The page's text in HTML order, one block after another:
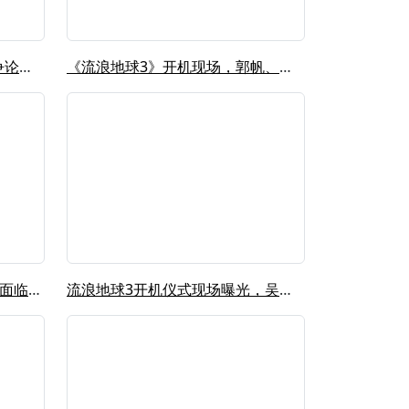
流浪地球3定档！看到网上的争论，我想... 《流浪地球3》开机现场，郭帆、吴京、...
对话刘慈欣②:《流浪地球3》面临巨大... 流浪地球3开机仪式现场曝光，吴京沈腾...